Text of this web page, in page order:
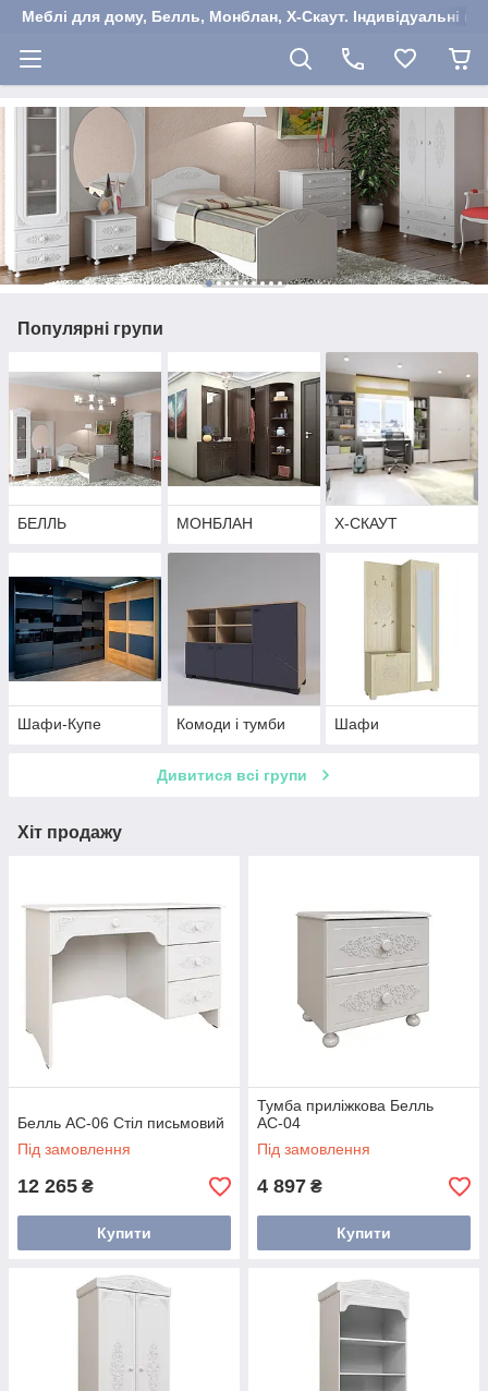
Меблі для дому, Белль, Монблан, Х-Скаут. Індивідуальні
Популярні групи
БЕЛЛЬ МОНБЛАН Х-СКАУТ
Шафи-Купе Комоди і тумби Шафи
Дивитися всі групи
Хіт продажу
Белль АС-06 Стіл письмовий
Під замовлення
12 265 ₴
Купити
Тумба приліжкова Белль
АС-04
Під замовлення
4 897 ₴
Купити